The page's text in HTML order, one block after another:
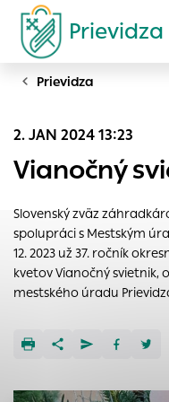
Prievidza
Vyhľadávanie
Prievidza
2. JAN 2024 13:23
Vianočný
Slovenský zväz
spolupráci s Mestským
12. 2023 už 37. ročník
kvetov Vianočný
mestského úradu
Nastavenie
ukladať informácie o
Používajú sa napríklad
zapamätoval Vaše
voľba v tomto okne.
Vyberte úroveň
Technické súbory
umožňujú základné